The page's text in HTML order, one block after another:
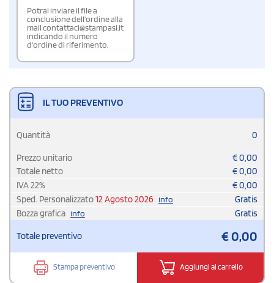
Potrai inviare il file a
conclusione dell'ordine alla
mail contattaci@stampasi.it
indicando il numero
d'ordine di riferimento.
IL TUO PREVENTIVO
Quantità 0
Prezzo unitario €0,00
Totale netto
€0,00
IVA22% €0,00
Sped. Personalizzato12 Agosto 2026 info
Gratis
Bozza grafica info Gratis
Totale preventivo €0,00
Stampa preventivo Aggiungi al carrello